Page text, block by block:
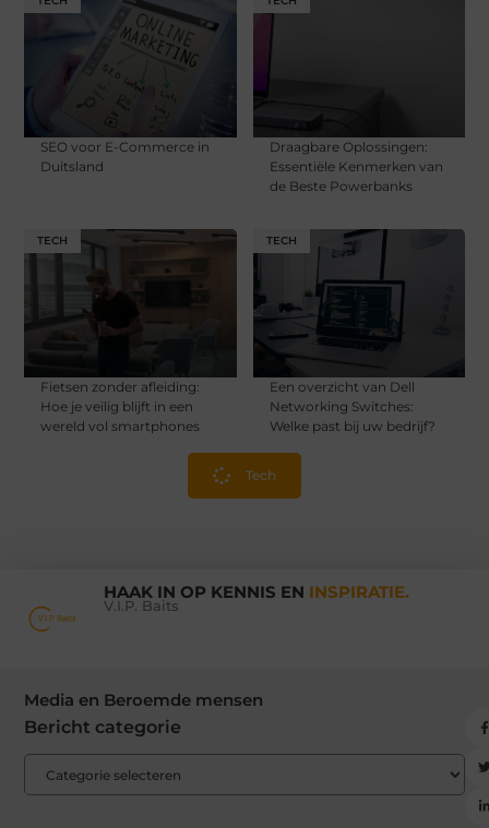
SEO voor E-Commerce in
Duitsland
Draagbare Oplossingen:
Essentiële Kenmerken van
de Beste Powerbanks
TECH
Fietsen zonder afleiding:
Hoe je veilig blijft in een
wereld vol smartphones
TECH
Een overzicht van Dell
Networking Switches:
Welke past bij uw bedrijf?
Tech
HAAK IN OP KENNIS EN INSPIRATIE.
V.I.P. Baits
Media en Beroemde mensen
Bericht categorie